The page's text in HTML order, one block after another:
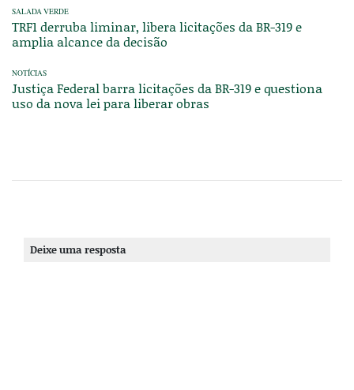
SALADA VERDE
TRF1 derruba liminar, libera licitações da BR-319 e
amplia alcance da decisão
NOTÍCIAS
Justiça Federal barra licitações da BR-319 e questiona
uso da nova lei para liberar obras
Deixe uma resposta